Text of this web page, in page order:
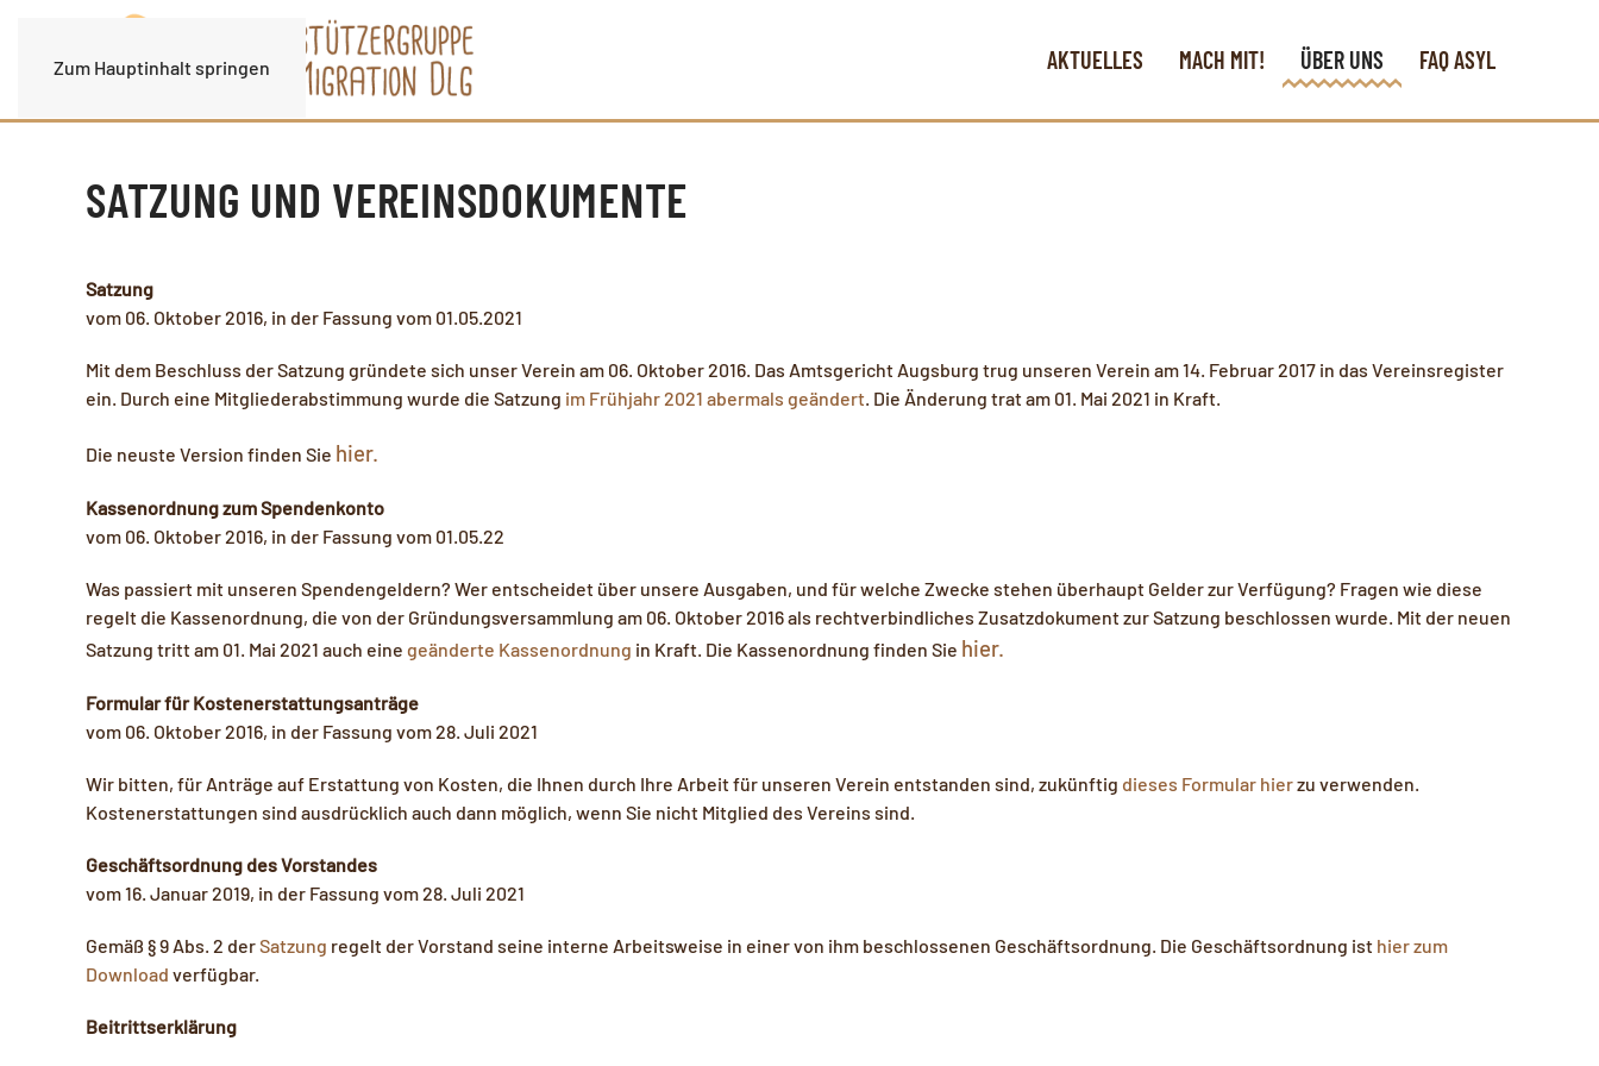
Zum Hauptinhalt springen AKTUELLES MACH MIT! ÜBER UNS FAQ ASYL
SATZUNG UND VEREINSDOKUMENTE
Satzung
vom 06. Oktober 2016, in der Fassung vom 01.05.2021
Mit dem Beschluss der Satzung gründete sich unser Verein am 06. Oktober 2016. Das Amtsgericht Augsburg trug unseren Verein am 14. Februar 2017 in das Vereinsregister
ein. Durch eine Mitgliederabstimmung wurde die Satzung im Frühjahr 2021 abermals geändert. Die Änderung trat am 01. Mai 2021 in Kraft.
Die neuste Version finden Sie hier.
Kassenordnung zum Spendenkonto
vom 06. Oktober 2016, in der Fassung vom 01.05.22
Was passiert mit unseren Spendengeldern? Wer entscheidet über unsere Ausgaben, und für welche Zwecke stehen überhaupt Gelder zur Verfügung? Fragen wie diese
regelt die Kassenordnung, die von der Gründungsversammlung am 06. Oktober 2016 als rechtverbindliches Zusatzdokument zur Satzung beschlossen wurde. Mit der neuen
Satzung tritt am 01. Mai 2021 auch eine geänderte Kassenordnung in Kraft. Die Kassenordnung finden Sie hier.
Formular für Kostenerstattungsanträge
vom 06. Oktober 2016, in der Fassung vom 28. Juli 2021
Wir bitten, für Anträge auf Erstattung von Kosten, die Ihnen durch Ihre Arbeit für unseren Verein entstanden sind, zukünftig dieses Formular hierzu verwenden.
Kostenerstattungen sind ausdrücklich auch dann möglich, wenn Sie nicht Mitglied des Vereins sind.
Geschäftsordnung des Vorstandes
vom 16. Januar 2019, in der Fassung vom 28. Juli 2021
Gemäß § 9 Abs. 2 derSatzung regelt der Vorstand seine interne Arbeitsweise in einer von ihm beschlossenen Geschäftsordnung. Die Geschäftsordnung ist hier zum
Download verfügbar.
Beitrittserklärung